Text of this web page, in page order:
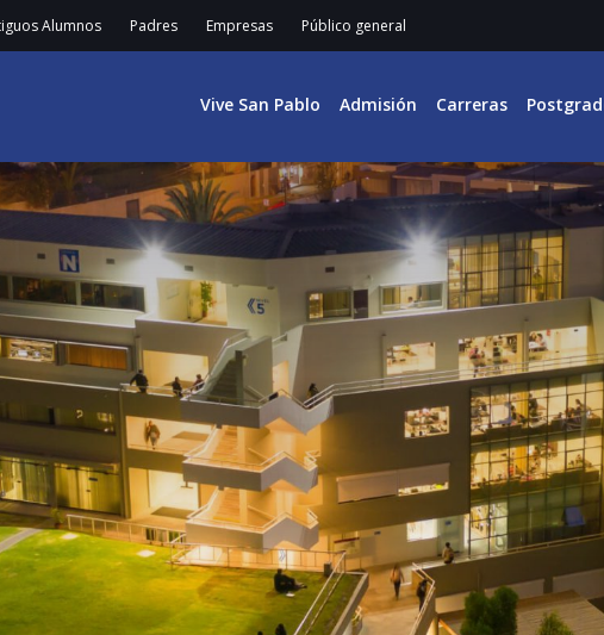
Alumnos Padres Empresas Público general
Vive San Pablo Admisión Carreras